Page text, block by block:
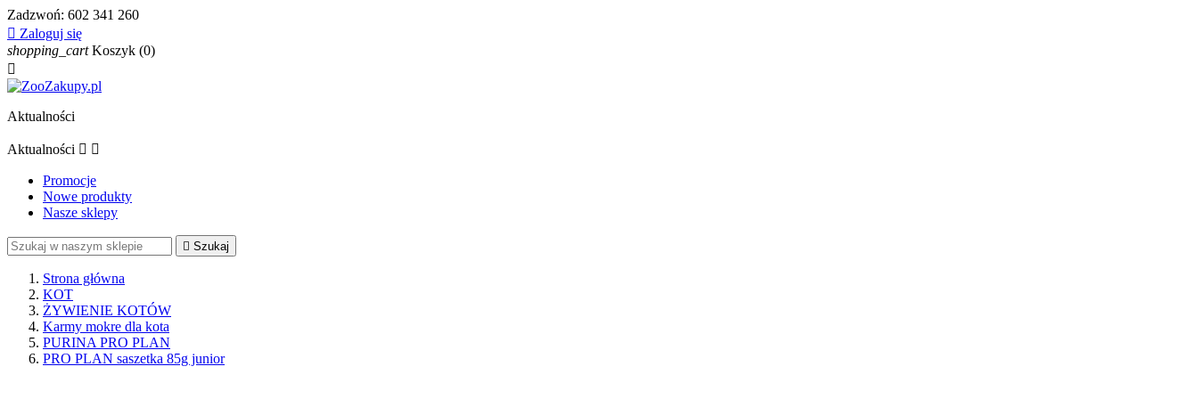
Zadzwoń: 602 341 260
 Zaloguj się
shopping_cart Koszyk (0)

Aktualności
Aktualności  
Promocje
Nowe produkty
Nasze sklepy
 Szukaj
Strona główna
KOT
ŻYWIENIE KOTÓW
Karmy mokre dla kota
PURINA PRO PLAN
PRO PLAN saszetka 85g junior